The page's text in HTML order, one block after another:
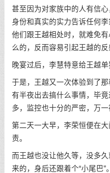
甚至因为对家族中的人有信
身份和真实的实力告诉任何
他们跟王越相处时，就难免
么的，反而容易引起王越的反
晚宴过后，李慧特意给王越单
于是，王越又一次体验到了
有半夜出去搞什么事情，毕
多，监控也十分的严密，万一
第二天一大早，李荣恒便在
责。
而王越也没让他久等，没多
来的，身后还跟着个“小尾巴”。